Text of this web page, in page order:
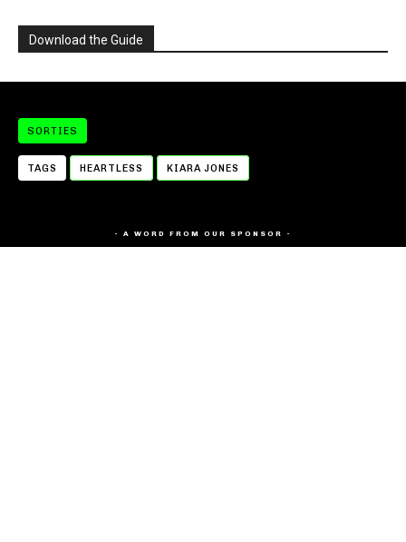
Download the Guide
SORTIES
TAGS HEARTLESS KIARA JONES
- A WORD FROM OUR SPONSOR -